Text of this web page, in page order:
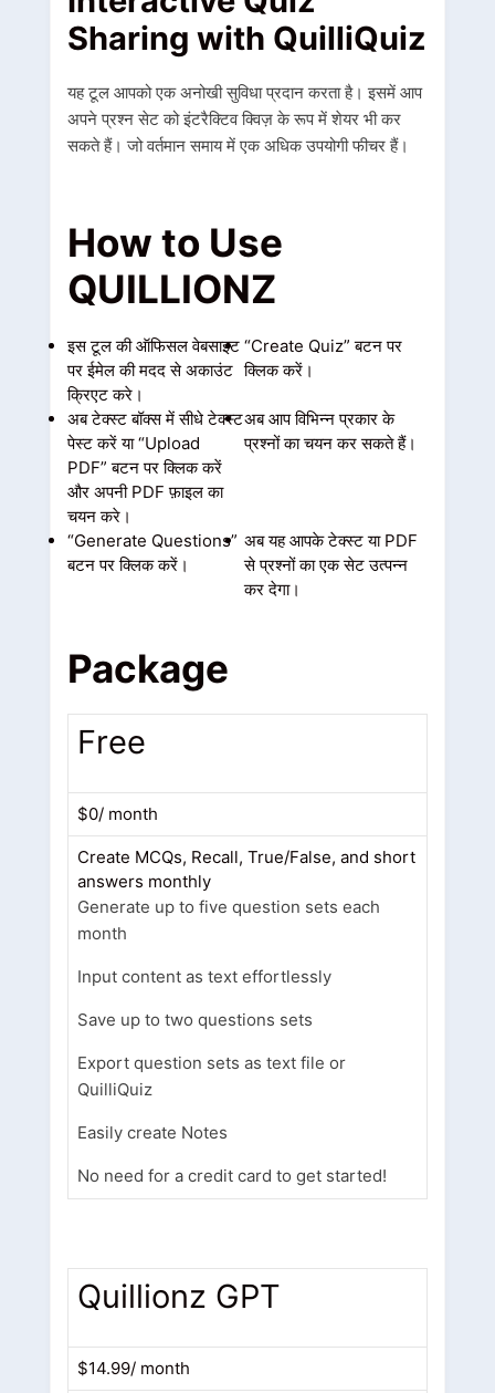
Sharing with QuilliQuiz
यह टूल आपको एक अनोखी सुविधा प्रदान करता है। इसमें आप
अपने प्रश्न सेट को इंटरैक्टिव क्विज़ के रूप में शेयर भी कर
सकते हैं। जो वर्तमान समाय में एक अधिक उपयोगी फीचर हैं।
How to Use
QUILLIONZ
इस टूल की ऑफिसल वेबसाइट
पर ईमेल की मदद से अकाउंट
क्रिएट करे।
“Create Quiz” बटन पर
क्लिक करें।
अब टेक्स्ट बॉक्स में सीधे टेक्स्ट
पेस्ट करें या “Upload
PDF” बटन पर क्लिक करें
और अपनी PDF फ़ाइल का
चयन करे।
अब आप विभिन्न प्रकार के
प्रश्नों का चयन कर सकते हैं।
“Generate Questions”
बटन पर क्लिक करें।
अब यह आपके टेक्स्ट या PDF
से प्रश्नों का एक सेट उत्पन्न
कर देगा।
Package
Free
$0/ month
Create MCQs, Recall, True/False, and short
answers monthly
Generate up to five question sets each
month
Input content as text effortlessly
Save up to two questions sets
Export question sets as text file or
QuilliQuiz
Easily create Notes
No need for a credit card to get started!
Quillionz GPT
$14.99/ month